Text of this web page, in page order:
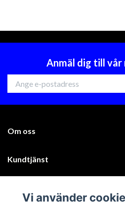
Anmäl dig till
Om oss
Kundtjänst
Vi använder